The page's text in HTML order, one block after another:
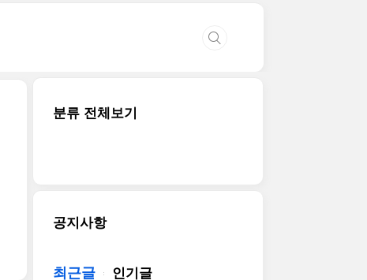
분류 전체보기
공지사항
최근글 인기글